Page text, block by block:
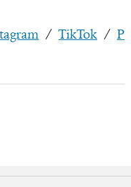
/ TikTok / P